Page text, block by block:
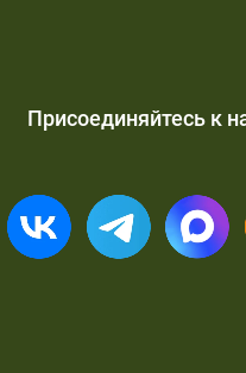
Присоединяйтесь к